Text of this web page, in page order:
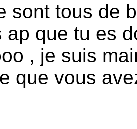
sont tous de
ap que tu es
, je suis
que vous